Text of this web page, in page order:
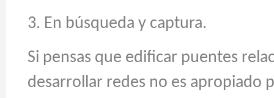
3. En búsqueda y captura.
Si pensas que edificar puentes
desarrollar redes no es apropiado